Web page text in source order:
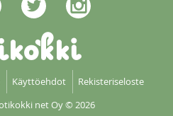
Käyttöehdot
Rekisteriseloste
net Oy© 2026